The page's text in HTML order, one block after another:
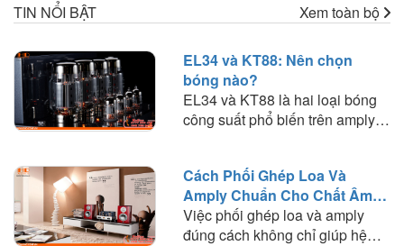
TIN NỔI BẬT Xem toàn bộ
EL34 và KT88: Nên chọn
bóng nào?
EL34 và KT88 là hai loại bóng
công suất phổ biến trên amply
phối ghép và lựa chọn loại bóng
phù hợp với nhu cầu nghe
nhạc.
Cách Phối Ghép Loa Và
Amply Chuẩn Cho Chất Âm
Hay
Việc phối ghép loa và amply
đúng cách không chỉ giúp hệ